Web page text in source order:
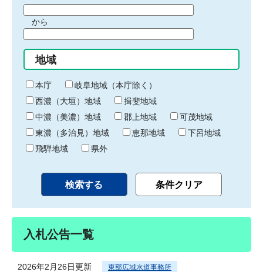
間
始
り
から
間
終
わ
り
地域
本庁
岐阜地域（本庁除く）
西濃（大垣）地域
揖斐地域
中濃（美濃）地域
郡上地域
可茂地域
東濃（多治見）地域
恵那地域
下呂地域
飛騨地域
県外
入札公告一覧
2026年2月26日更新 東部広域水道事務所